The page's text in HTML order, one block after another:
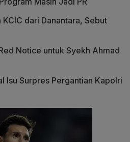
dari Danantara, Sebut
Notice untuk Syekh Ahmad
Isu Surpres Pergantian Kapolri